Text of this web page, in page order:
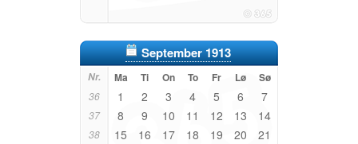
September 1913
Nr. Ma Ti On To Fr Lø Sø
36 1 2 3 4 5 6 7
37 8 9 10 11 12 13 14
38 15 16 17 18 19 20 21